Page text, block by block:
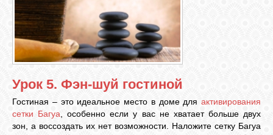
КАРТИНКИ
ГАДАНИЯ
ЛУНА
Урок 5. Фэн-шуй гостиной
Гостиная – это идеальное место в доме для активирования
сетки Багуа , особенно если у вас не хватает больше двух
зон, а воссоздать их нет возможности. Наложите сетку Багуа